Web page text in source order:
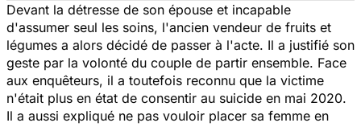
Devant la détresse de son épouse et incapable
d'assumer seul les soins, l'ancien vendeur de fruits et
légumes a alors décidé de passer à l'acte. Il a justifié son
geste par la volonté du couple de partir ensemble. Face
aux enquêteurs, il a toutefois reconnu que la victime
n'était plus en état de consentir au suicide en mai 2020.
Il a aussi expliqué ne pas vouloir placer sa femme en